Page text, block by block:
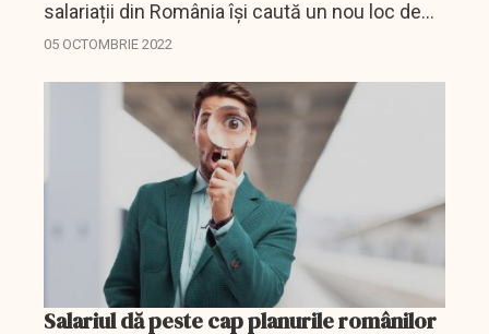
salariații din România își caută un nou loc de
muncă.
05 OCTOMBRIE 2022
Salariul dă peste cap planurile românilor